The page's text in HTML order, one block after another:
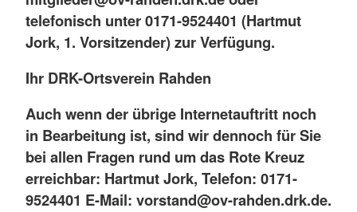
telefonisch unter 0171-9524401 (Hartmut
Jork, 1. Vorsitzender) zur Verfügung.
Ihr DRK-Ortsverein Rahden
Auch wenn der übrige Internetauftritt noch
in Bearbeitung ist, sind wir dennoch für Sie
bei allen Fragen rund um das Rote Kreuz
erreichbar: Hartmut Jork, Telefon: 0171-
9524401 E-Mail: vorstand@ov-rahden.drk.de.